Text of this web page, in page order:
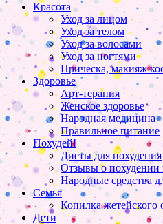
Красота
Уход за лицом
Уход за телом
Уход за волосами
Уход за ногтями
Прическа, макияж
Здоровье
Арт-терапия
Женское здоровье
Народная медицина
Правильное питание
Похудей!
Диеты для похудения
Отзывы о похудении
Народные средства
Семья
Копилка жетейского
Дети